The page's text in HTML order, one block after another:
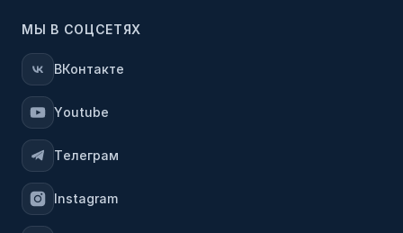
МЫ В СОЦСЕТЯХ
ВКонтакте
Youtube
Телеграм
Instagram